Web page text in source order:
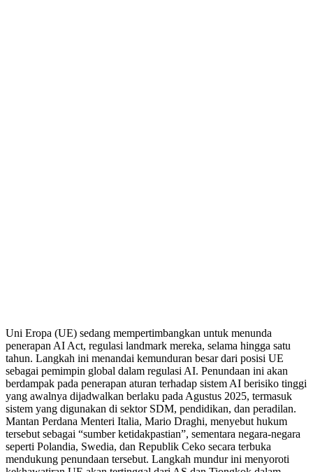
Uni Eropa (UE) sedang mempertimbangkan untuk menunda
penerapan AI Act, regulasi landmark mereka, selama hingga satu
tahun. Langkah ini menandai kemunduran besar dari posisi UE
sebagai pemimpin global dalam regulasi AI. Penundaan ini akan
berdampak pada penerapan aturan terhadap sistem AI berisiko tinggi
yang awalnya dijadwalkan berlaku pada Agustus 2025, termasuk
sistem yang digunakan di sektor SDM, pendidikan, dan peradilan.
Mantan Perdana Menteri Italia, Mario Draghi, menyebut hukum
tersebut sebagai “sumber ketidakpastian”, sementara negara-negara
seperti Polandia, Swedia, dan Republik Ceko secara terbuka
mendukung penundaan tersebut. Langkah mundur ini menyoroti